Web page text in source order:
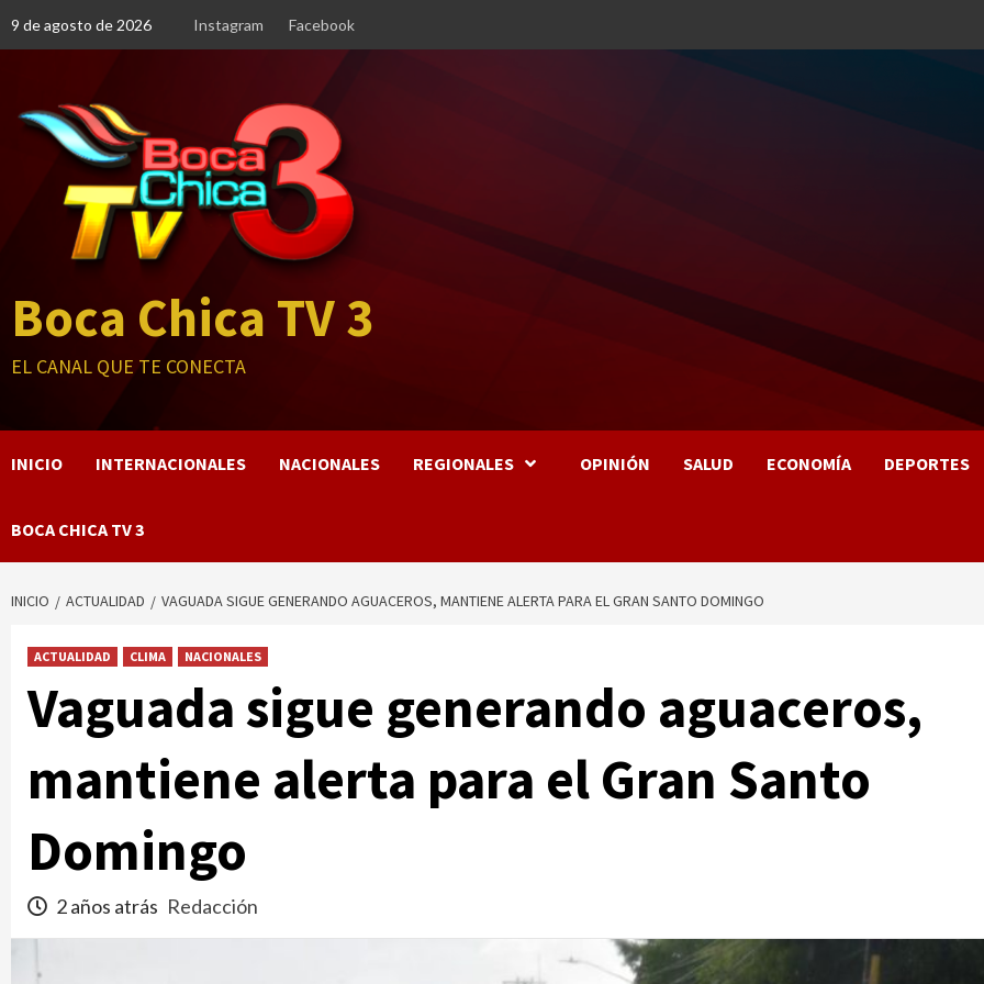
9 de agosto de 2026 Instagram Facebook
Boca Chica TV 3
EL CANAL QUE TE CONECTA
INICIO INTERNACIONALES NACIONALES REGIONALES OPINIÓN SALUD ECONOMÍA DEPORTES
BOCA CHICA TV 3
INICIO ACTUALIDAD VAGUADA SIGUE GENERANDO AGUACEROS, MANTIENE ALERTA PARA EL GRAN SANTO DOMINGO
ACTUALIDAD CLIMA NACIONALES
Vaguada sigue generando aguaceros,
mantiene alerta para el Gran Santo
Domingo
2 años atrás Redacción